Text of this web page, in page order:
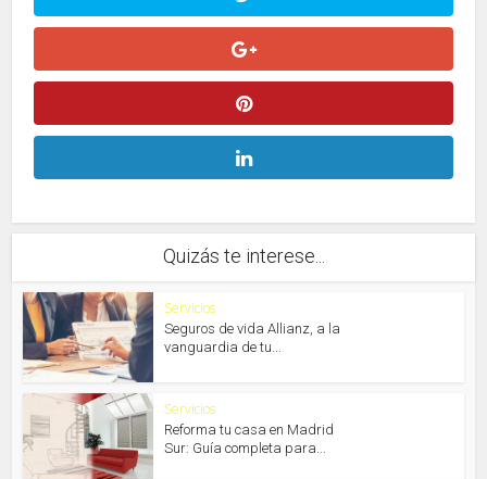
Quizás te interese...
Servicios
Seguros de vida Allianz, a la
vanguardia de tu...
Servicios
Reforma tu casa en Madrid
Sur: Guía completa para...